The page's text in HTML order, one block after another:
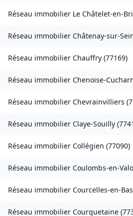
Réseau immobilier Le Châtelet-en-
Réseau immobilier Châtenay-sur-
Réseau immobilier Chauffry (77169)
Réseau immobilier Chenoise-
Réseau immobilier Chevrainvilliers (
Réseau immobilier Claye-Souilly (
Réseau immobilier Collégien (77090)
Réseau immobilier Coulombs-en-
Réseau immobilier Courcelles-en-
Réseau immobilier Courquetaine (